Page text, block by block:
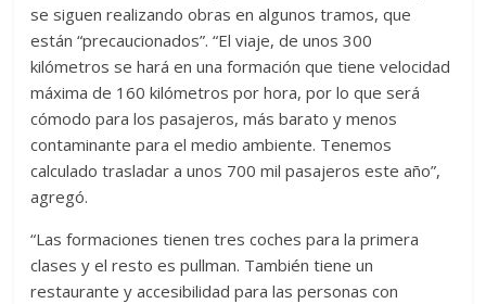
se siguen realizando obras en algunos tramos, que
están “precaucionados”. “El viaje, de unos 300
kilómetros se hará en una formación que tiene velocidad
máxima de 160 kilómetros por hora, por lo que será
cómodo para los pasajeros, más barato y menos
contaminante para el medio ambiente. Tenemos
calculado trasladar a unos 700 mil pasajeros este año”,
agregó.
“Las formaciones tienen tres coches para la primera
clases y el resto es pullman. También tiene un
restaurante y accesibilidad para las personas con